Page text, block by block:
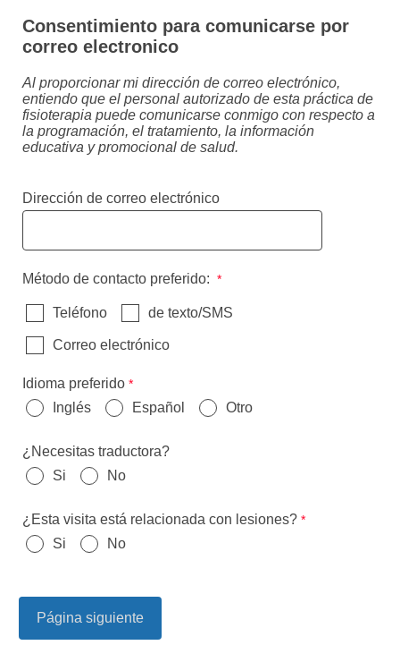
Consentimiento para comunicarse por
correo electronico
Al proporcionar mi dirección de correo electrónico,
entiendo que el personal autorizado de esta práctica de
fisioterapia puede comunicarse conmigo con respecto a
la programación, el tratamiento, la información
educativa y promocional de salud.
Dirección de correo electrónico
Método de contacto preferido:
Teléfono de texto/SMS
Correo electrónico
Idioma preferido
Inglés
Español Otro
¿Necesitas traductora?
Si
No
¿Esta visita está relacionada con lesiones?
Si
No